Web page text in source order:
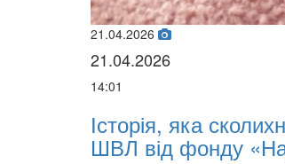
21.04.2026
21.04.2026
14:01
Історія, яка
ШВЛ від фонду